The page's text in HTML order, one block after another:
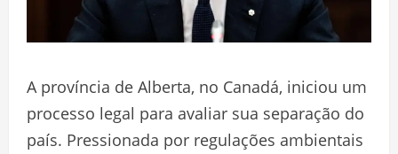
A província de Alberta, no Canadá, iniciou um
processo legal para avaliar sua separação do
país. Pressionada por regulações ambientais